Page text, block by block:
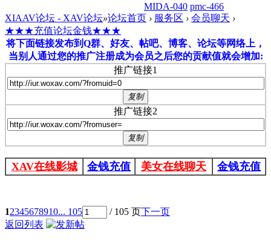
MIDA-040 pmc-466
XIAAV论坛 - XAV论坛»论坛首页 › 服务区 › 会员聊天 ›
★★★充值论坛金钱★★★
将下面链接发布到Q群、好友、帖吧、博客、论坛等网络上，
当别人通过您的推广注册成为会员之后您的贡献值就会增加:
推广链接1
复制
推广链接2
复制
XAV在线影城 金钱充值 美女在线聊天 金钱充值
12345678910... 105 / 105 页下一页
返回列表